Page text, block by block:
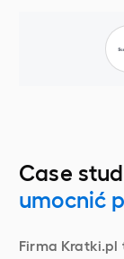
Case
umocnić
Firma Kratki.pl